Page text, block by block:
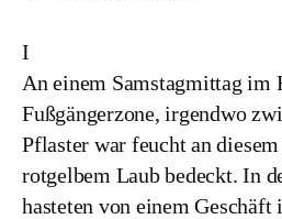
I
An einem Samstagmittag im
Fußgängerzone, irgendwo
Pflaster war feucht an
rotgelbem Laub bedeckt. In
hasteten von einem